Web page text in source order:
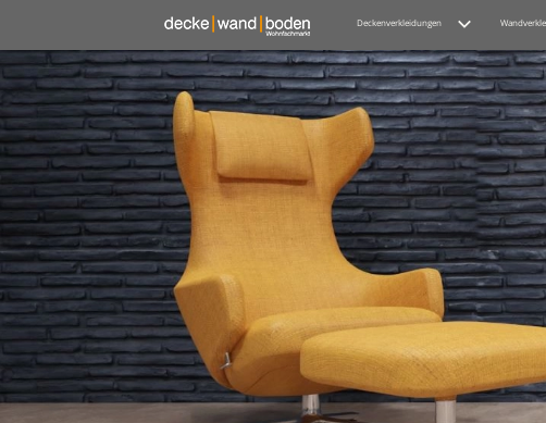
Deckenverkleidungen